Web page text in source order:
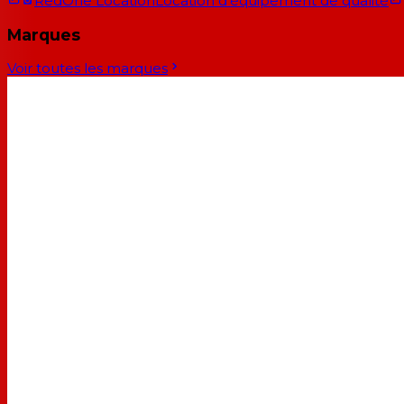
Marques
Voir toutes les marques